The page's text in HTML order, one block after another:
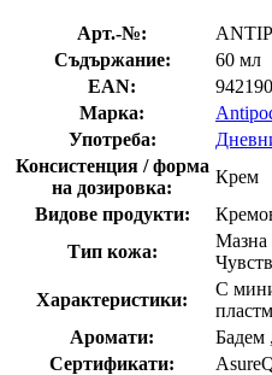
Арт.-№:
Съдържание:
60 мл
EAN:
Марка:
Употреба:
Консистенция / форма
на дозировка:
Крем
Видове продукти:
Тип кожа:
Мазна
Характеристики:
С
Аромати:
Бадем
Сертификати: